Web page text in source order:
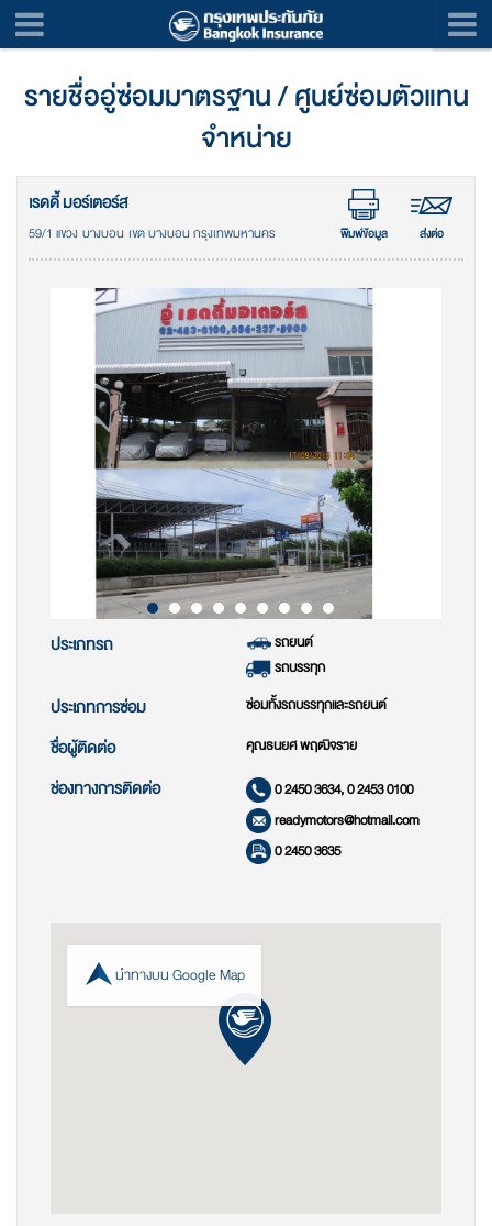
รายชื่ออู่ซ่อมมาตรฐาน / ศูนย์ซ่อมตัวแทน
จำหน่าย
เรดดี้ มอร์เตอร์ส
59/1 แขวง บางบอน เขต บางบอน กรุงเทพมหานคร พิมพ์ข้อมูล ส่งต่อ
ประเภทรถ
รถยนต์
รถบรรทุก
ประเภทการซ่อม ซ่อมทั้งรถบรรทุกและรถยนต์
ชื่อผู้ติดต่อ คุณธนยศ พฤฒิจราย
ช่องทางการติดต่อ
0 2450 3634, 0 2453 0100
readymotors@hotmail.com
0 2450 3635
นำทางบน Google Map